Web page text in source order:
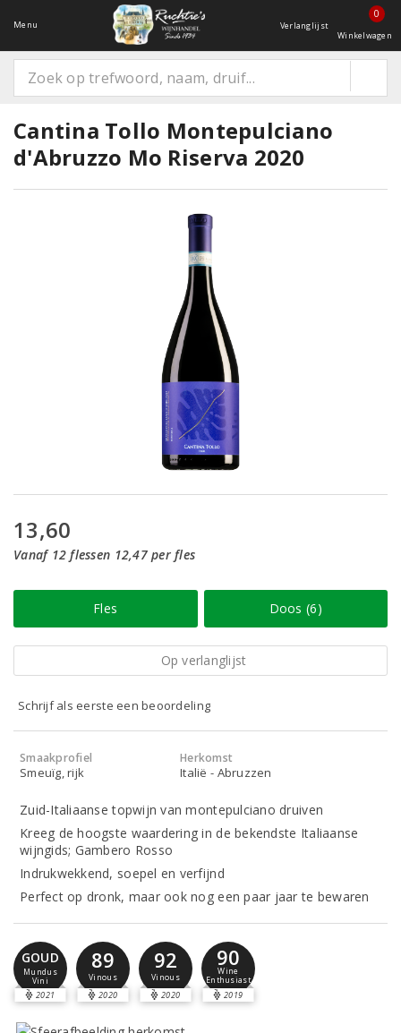
Menu Verlanglijst
0
Winkelwagen
Cantina Tollo Montepulciano
d'Abruzzo Mo Riserva 2020
13,60
Vanaf 12 flessen 12,47 per fles
Fles Doos (6)
Op verlanglijst
Schrijf als eerste een beoordeling
Smaakprofiel
Smeuïg, rijk
Herkomst
Italië - Abruzzen
Zuid-Italiaanse topwijn van montepulciano druiven
Kreeg de hoogste waardering in de bekendste Italiaanse
wijngids; Gambero Rosso
Indrukwekkend, soepel en verfijnd
Perfect op dronk, maar ook nog een paar jaar te bewaren
GOUD
Mundus
Vini
2021
89
Vinous
2020
92
Vinous
2020
90
Wine
Enthusiast
2019